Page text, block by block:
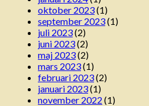
oktober 2023(1)
september 2023(1)
juli 2023(2)
juni 2023(2)
maj 2023(2)
mars 2023(1)
februari 2023(2)
januari 2023(1)
november 2022 (1)